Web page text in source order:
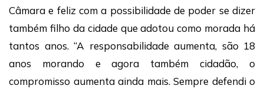
Câmara e feliz com a possibilidade de poder se dizer
também filho da cidade que adotou como morada há
tantos anos. “A responsabilidade aumenta, são 18
anos morando e agora também cidadão, o
compromisso aumenta ainda mais. Sempre defendi o